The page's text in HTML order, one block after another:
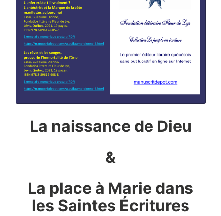
La naissance de Dieu
&
La place à Marie dans
les Saintes Écritures